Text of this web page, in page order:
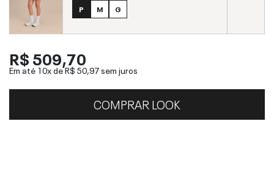
P M G
R$ 509,70
Em até 10x deR$ 50,97sem juros
COMPRAR LOOK